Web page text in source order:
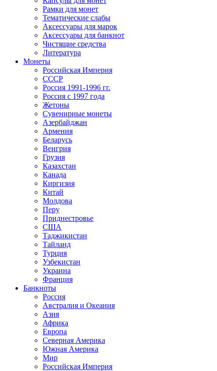
Рамки для монет
Тематические слабы
Аксессуары для марок
Аксессуары для банкнот
Чистящие средства
Литература
Монеты
Российская Империя
СССР
Россия 1991-1996 гг.
Россия с 1997 года
Жетоны
Сувенирные монеты
Азербайджан
Армения
Беларусь
Венгрия
Грузия
Казахстан
Канада
Киргизия
Китай
Молдова
Перу
Приднестровье
США
Таджикистан
Тайланд
Турция
Узбекистан
Украина
Франция
Банкноты
Россия
Австралия и Океания
Азия
Африка
Европа
Северная Америка
Южная Америка
Мир
Российская Империя